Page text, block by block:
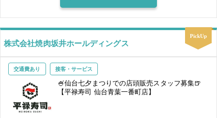
んスピードアップしていけます！ 🌟こんな方にオススメ🌟 ▼コツコツ
もくもく作業したい方 ▼丁寧に作業できる方 ▼集中して作業に取り組
める方 わからないことはレクチャーしますのでご安心ください☆ 気に
なった方はぜひご応募ください🌈✨
株式会社焼肉坂井ホールディングス
PickUp
交通費あり 接客・サービス
🍧仙台七夕まつりでの店頭販売スタッフ募集🍺
【平禄寿司 仙台青葉一番町店】